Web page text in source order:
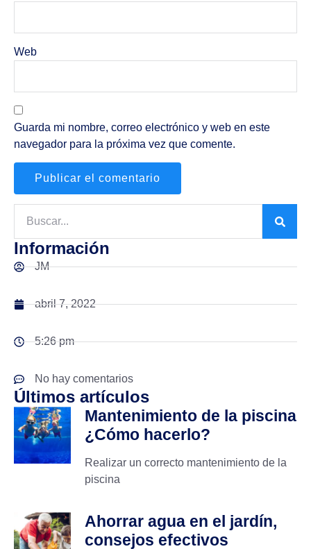
Web
Guarda mi nombre, correo electrónico y web en este
navegador para la próxima vez que comente.
Información
JM
abril 7, 2022
5:26 pm
No hay comentarios
Últimos artículos
Mantenimiento de la piscina
¿Cómo hacerlo?
Realizar un correcto mantenimiento de la
piscina
Ahorrar agua en el jardín,
consejos efectivos